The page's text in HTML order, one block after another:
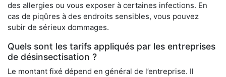
des allergies ou vous exposer à certaines infections. En
cas de piqûres à des endroits sensibles, vous pouvez
subir de sérieux dommages.
Quels sont les tarifs appliqués par les entreprises
de désinsectisation ?
Le montant fixé dépend en général de l’entreprise. Il